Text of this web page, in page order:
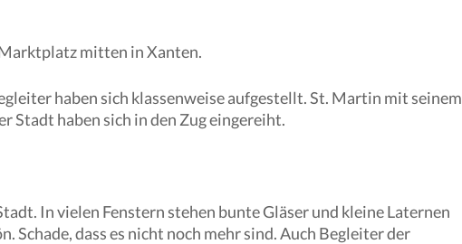
mitten in Xanten.
haben sich klassenweise aufgestellt. St. Martin mit seinem
Stadt haben sich in den Zug eingereiht.
In vielen Fenstern stehen bunte Gläser und kleine Laternen
Schade, dass es nicht noch mehr sind. Auch Begleiter der